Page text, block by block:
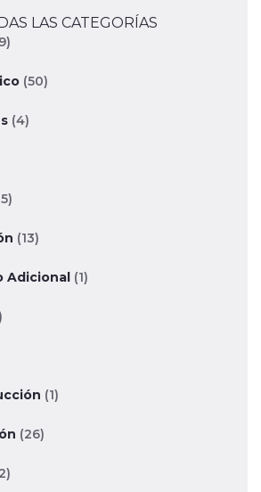
LAS CATEGORÍAS
(50)
(4)
(13)
Adicional (1)
(1)
(26)